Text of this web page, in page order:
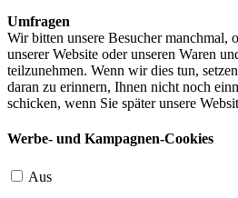
Umfragen
Wir bitten unsere Besucher manchmal,
unserer Website oder unseren Waren
teilzunehmen. Wenn wir dies tun,
daran zu erinnern, Ihnen nicht noch
schicken, wenn Sie später unsere
Werbe- und Kampagnen-Cookies
Aus